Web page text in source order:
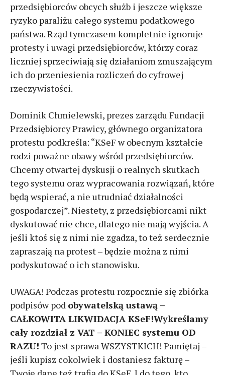
przedsiębiorców obcych służb i jeszcze większe
ryzyko paraliżu całego systemu podatkowego
państwa. Rząd tymczasem kompletnie ignoruje
protesty i uwagi przedsiębiorców, którzy coraz
liczniej sprzeciwiają się działaniom zmuszającym
ich do przeniesienia rozliczeń do cyfrowej
rzeczywistości.
Dominik Chmielewski, prezes zarządu Fundacji
Przedsiębiorcy Prawicy, głównego organizatora
protestu podkreśla: “KSeF w obecnym kształcie
rodzi poważne obawy wśród przedsiębiorców.
Chcemy otwartej dyskusji o realnych skutkach
tego systemu oraz wypracowania rozwiązań, które
będą wspierać, a nie utrudniać działalności
gospodarczej”. Niestety, z przedsiębiorcami nikt
dyskutować nie chce, dlatego nie mają wyjścia. A
jeśli ktoś się z nimi nie zgadza, to też serdecznie
zapraszają na protest – będzie można z nimi
podyskutować o ich stanowisku.
UWAGA! Podczas protestu rozpocznie się zbiórka
podpisów pod obywatelską ustawą –
CAŁKOWITA LIKWIDACJA KSeF!Wykreślamy
cały rozdział z VAT – KONIEC systemu OD
RAZU! To jest sprawa WSZYSTKICH! Pamiętaj –
jeśli kupisz cokolwiek i dostaniesz fakturę –